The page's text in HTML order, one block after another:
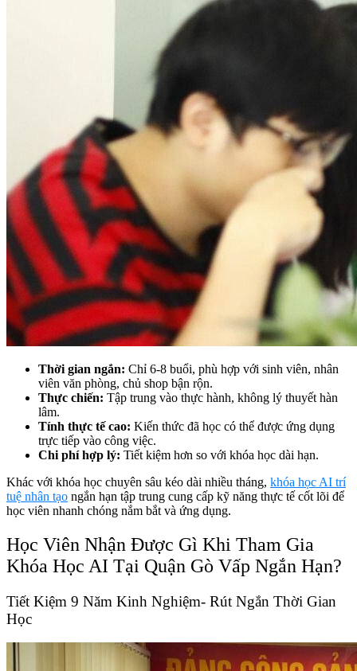
Thời gian ngắn: Chỉ 6-8 buổi, phù hợp với sinh viên, nhân
viên văn phòng, chủ shop bận rộn.
Thực chiến: Tập trung vào thực hành, không lý thuyết hàn
lâm.
Tính thực tế cao: Kiến thức đã học có thể được ứng dụng
trực tiếp vào công việc.
Chi phí hợp lý: Tiết kiệm hơn so với khóa học dài hạn.
Khác với khóa học chuyên sâu kéo dài nhiều tháng, khóa học AI trí
tuệ nhân tạo ngắn hạn tập trung cung cấp kỹ năng thực tế cốt lõi để
học viên nhanh chóng nắm bắt và ứng dụng.
Học Viên Nhận Được Gì Khi Tham Gia
Khóa Học AI Tại Quận Gò Vấp Ngắn Hạn?
Tiết Kiệm 9 Năm Kinh Nghiệm- Rút Ngắn Thời Gian
Học